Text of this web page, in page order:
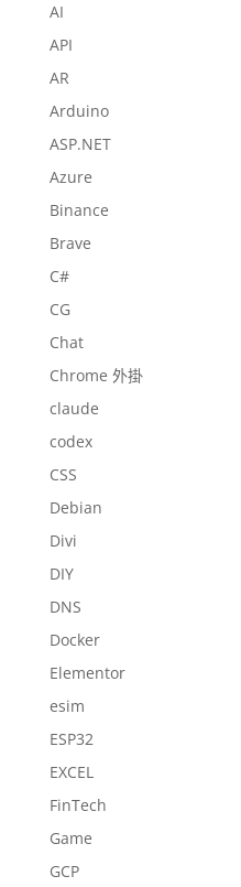
AI
API
AR
Arduino
ASP.NET
Azure
Binance
Brave
C#
CG
Chat
Chrome 外掛
claude
codex
CSS
Debian
Divi
DIY
DNS
Docker
Elementor
esim
ESP32
EXCEL
FinTech
Game
GCP